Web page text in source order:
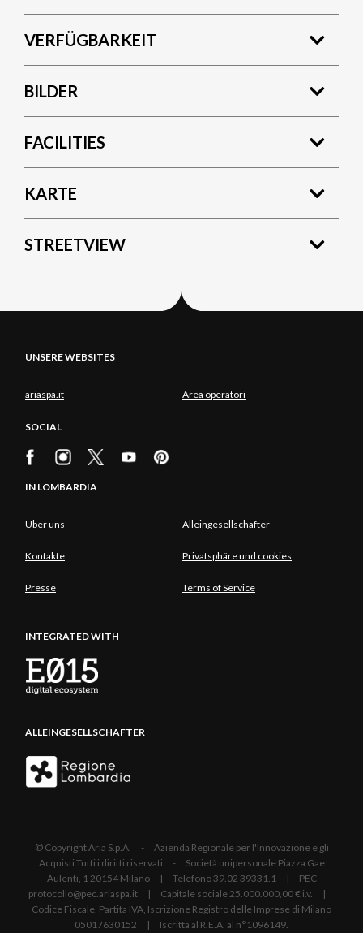
VERFÜGBARKEIT
BILDER
FACILITIES
KARTE
STREETVIEW
UNSERE WEBSITES
ariaspa.it Area operatori
SOCIAL
IN LOMBARDIA
Über uns Alleingesellschafter
Kontakte Privatsphäre und cookies
Presse Terms of Service
INTEGRATED WITH
ALLEINGESELLSCHAFTER
© Copyright Aria S.p.A. - Azienda Regionale per l'Innovazione e gli
Acquisti Tutti i diritti riservati - Società unipersonale Piazza Gae
Aulenti, 1 20154 Milano | Telefono 39.02 39331.1 | PEC
protocollo@pec.ariaspa.it | Capitale sociale 25.000.000,00 € i.v. |
Codice Fiscale, Partita IVA, Iscrizione Registro delle Imprese di Milano
05017630152 | Iscritta al R.E.A. al n°1096149.